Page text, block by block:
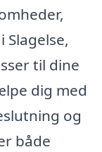
til dine
dig med
og
både